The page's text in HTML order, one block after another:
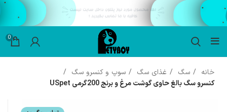
0
خانه سگ غذای سگ
سوپ و کنسرو سگ
کنسرو سگ بالغ حاوی گوشت مرغ و برنج 200گرمی USpet